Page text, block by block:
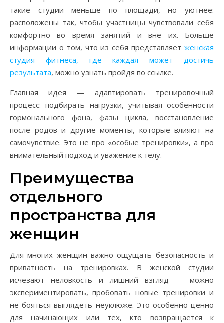
такие студии меньше по площади, но уютнее:
расположены так, чтобы участницы чувствовали себя
комфортно во время занятий и вне их. Больше
информации о том, что из себя представляет женская
студия фитнеса, где каждая может достичь
результата, можно узнать пройдя по ссылке.
Главная идея — адаптировать тренировочный
процесс: подбирать нагрузки, учитывая особенности
гормонального фона, фазы цикла, восстановление
после родов и другие моменты, которые влияют на
самочувствие. Это не про «особые тренировки», а про
внимательный подход и уважение к телу.
Преимущества
отдельного
пространства для
женщин
Для многих женщин важно ощущать безопасность и
приватность на тренировках. В женской студии
исчезают неловкость и лишний взгляд — можно
экспериментировать, пробовать новые тренировки и
не бояться выглядеть неуклюже. Это особенно ценно
для начинающих или тех, кто возвращается к